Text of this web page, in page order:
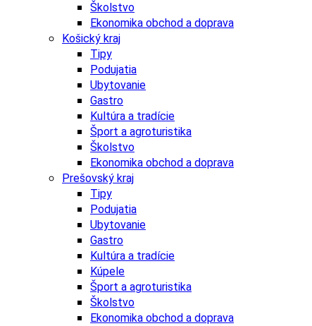
Školstvo
Ekonomika obchod a doprava
Košický kraj
Tipy
Podujatia
Ubytovanie
Gastro
Kultúra a tradície
Šport a agroturistika
Školstvo
Ekonomika obchod a doprava
Prešovský kraj
Tipy
Podujatia
Ubytovanie
Gastro
Kultúra a tradície
Kúpele
Šport a agroturistika
Školstvo
Ekonomika obchod a doprava